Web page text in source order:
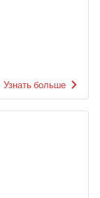
Узнать больше